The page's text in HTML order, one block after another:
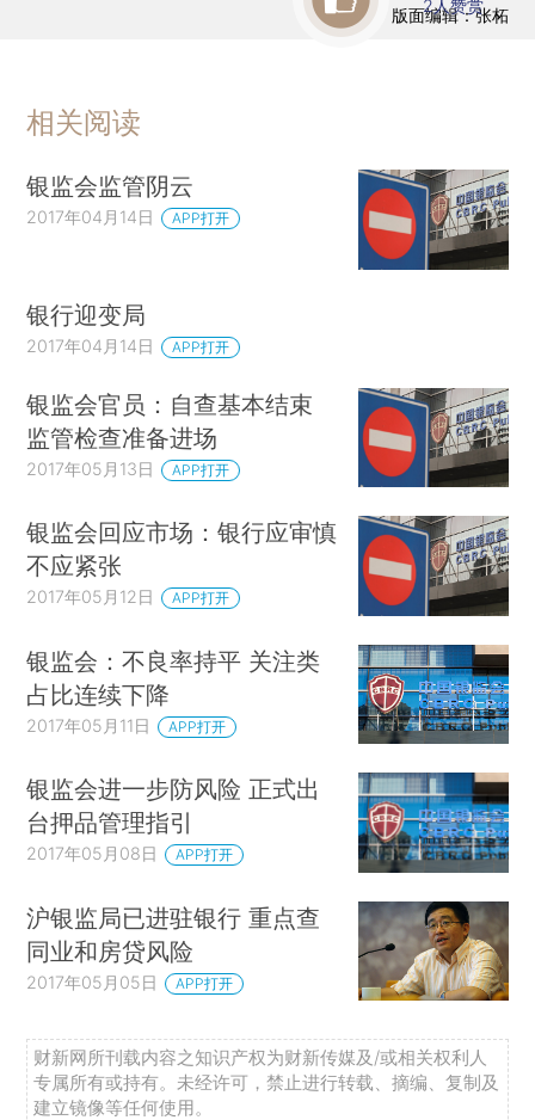
版面编辑：张柘
2人赞赏
相关阅读
银监会监管阴云
2017年04月14日 APP打开
银行迎变局
2017年04月14日 APP打开
银监会官员：自查基本结束
监管检查准备进场
2017年05月13日 APP打开
银监会回应市场：银行应审慎
不应紧张
2017年05月12日 APP打开
银监会：不良率持平 关注类
占比连续下降
2017年05月11日 APP打开
银监会进一步防风险 正式出
台押品管理指引
2017年05月08日 APP打开
沪银监局已进驻银行 重点查
同业和房贷风险
2017年05月05日 APP打开
财新网所刊载内容之知识产权为财新传媒及/或相关权利人
专属所有或持有。未经许可，禁止进行转载、摘编、复制及
建立镜像等任何使用。